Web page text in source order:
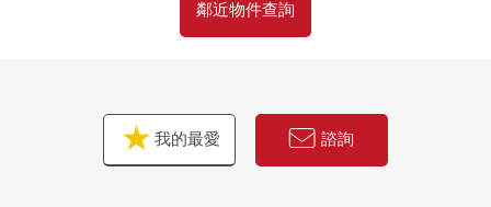
・盥洗台交換
・附帶衝洗馬桶座的廁所更換
・再加熱功能在的整體衛浴交換(在浴室換氣乾燥機)
鄰近物件查詢
我的最愛 諮詢